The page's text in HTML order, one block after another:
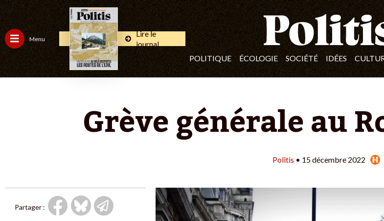
Menu
Lire le
journal
POLITIQUE
ÉCOLOGIE SOCIÉTÉ IDÉES
Grève générale au
Politis • 15 décembre 2022
Partager :